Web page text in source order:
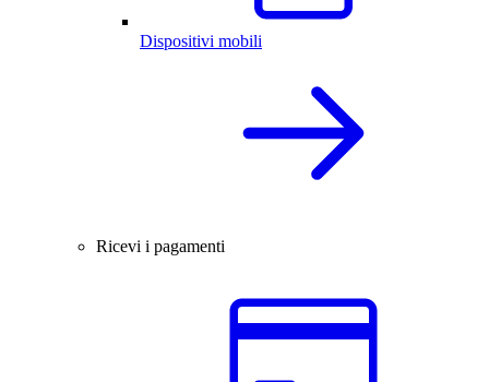
Dispositivi mobili
Ricevi i pagamenti